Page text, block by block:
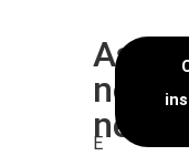
nossa
E